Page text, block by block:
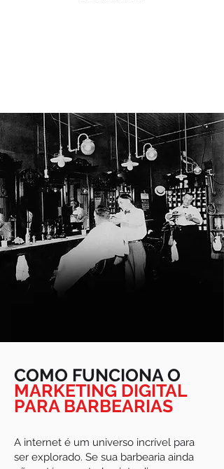
COMO FUNCIONA O
MARKETING DIGITAL
PARA BARBEARIAS
A internet é um universo incrível para
ser explorado. Se sua barbearia ainda